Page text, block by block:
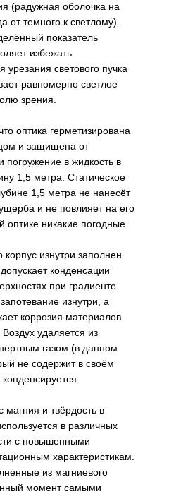
(радужная оболочка на
от темного к светлому).
показатель
избежать
урезания светового пучка
равномерно светлое
зрения.
оптика герметизирована
и защищена от
погружение в жидкость в
1,5 метра. Статическое
1,5 метра не нанесёт
и не повлияет на его
оптике никакие погодные
корпус изнутри заполнен
конденсации
при градиенте
изнутри, а
коррозия материалов
удаляется из
газом (в данном
не содержит в своём
и твёрдость в
в различных
с повышенными
характеристикам.
из магниевого
момент самыми